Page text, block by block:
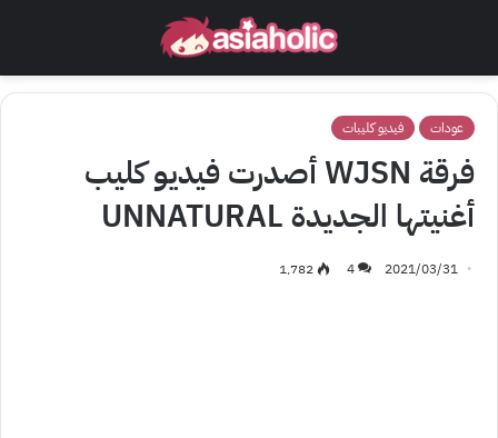
عودات فيديو كليبات
فرقة WJSN أصدرت فيديو كليب
أغنيتها الجديدة UNNATURAL
2021/03/31
4 1٬782